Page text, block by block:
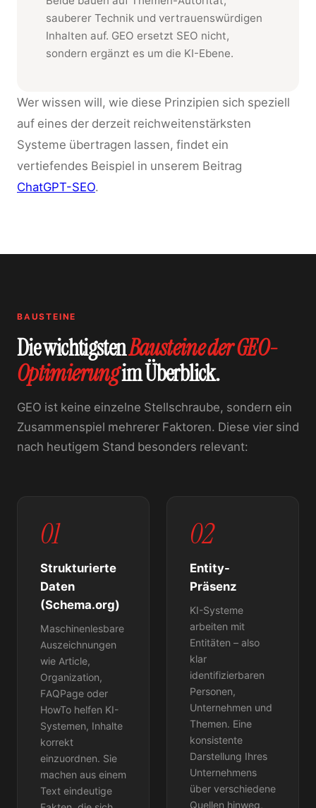
sauberer Technik und vertrauenswürdigen
Inhalten auf. GEO ersetzt SEO nicht,
sondern ergänzt es um die KI-Ebene.
Wer wissen will, wie diese Prinzipien sich speziell
auf eines der derzeit reichweitenstärksten
Systeme übertragen lassen, findet ein
vertiefendes Beispiel in unserem Beitrag
ChatGPT-SEO.
BAUSTEINE
Die wichtigstenBausteine der GEO-
Optimierungim Überblick.
GEO ist keine einzelne Stellschraube, sondern ein
Zusammenspiel mehrerer Faktoren. Diese vier sind
nach heutigem Stand besonders relevant:
01
Strukturierte
Daten
(Schema.org)
Maschinenlesbare
Auszeichnungen
wie Article,
Organization,
FAQPage oder
HowTo helfen KI-
Systemen, Inhalte
korrekt
einzuordnen. Sie
machen aus einem
Text eindeutige
02
Entity-
Präsenz
KI-Systeme
arbeiten mit
Entitäten – also
klar
identifizierbaren
Personen,
Unternehmen und
Themen. Eine
konsistente
Darstellung Ihres
Unternehmens
über verschiedene
Quellen hinweg,